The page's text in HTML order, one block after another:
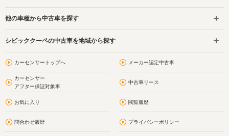
他の車種から中古車を探す
シビッククーペの中古車を地域から探す
カーセンサートップへ メーカー認定中古車
カーセンサー
アフター保証対象車
中古車リース
お気に入り 閲覧履歴
問合わせ履歴 プライバシーポリシー